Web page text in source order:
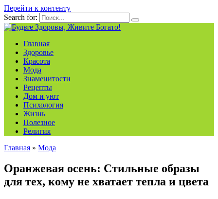
Перейти к контенту
Search for:
Главная
Здоровье
Красота
Мода
Знаменитости
Рецепты
Дом и уют
Психология
Жизнь
Полезное
Религия
Главная » Мода
Оранжевая осень: Стильные образы
для тех, кому не хватает тепла и цвета